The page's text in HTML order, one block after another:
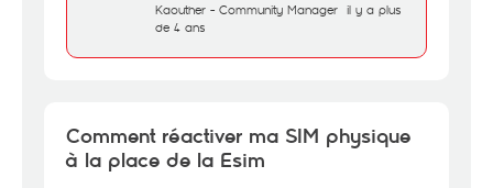
Kaouther - Community Manager il y a plus
de 4 ans
Comment réactiver ma SIM physique
à la place de la Esim